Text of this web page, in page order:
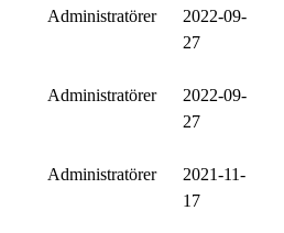
Administratörer
2022-09-
27
Administratörer
2022-09-
27
Administratörer
2021-11-
17